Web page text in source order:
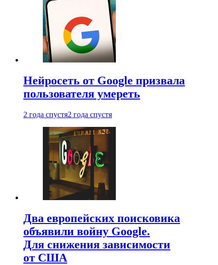
Нейросеть от Google призвала
пользователя умереть
2 года спустя2 года спустя
Два европейских поисковика
объявили войну Google.
Для снижения зависимости
от США